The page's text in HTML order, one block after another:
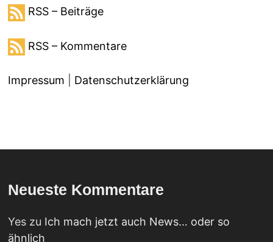
RSS – Beiträge
RSS – Kommentare
Impressum Datenschutzerklärung
Neueste Kommentare
Yeszu Ich mach jetzt auch News… oder so
ähnlich